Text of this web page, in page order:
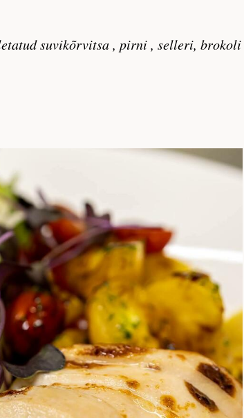
suvikõrvitsa , pirni , selleri, brokoli